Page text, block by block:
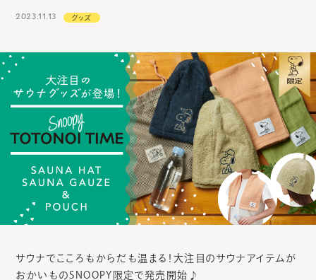
2023.11.13 グッズ
サウナでこころもからだも温まる！大注目のサウナアイテムが
おかいものSNOOPY限定で発売開始♪